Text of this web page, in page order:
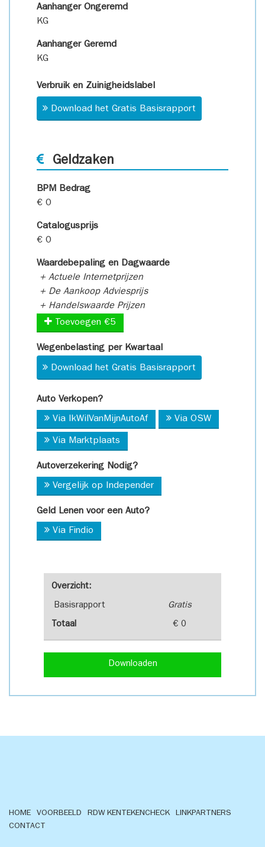
Overzicht:
Basisrapport Gratis
Totaal € 0
Downloaden
Aanhanger Ongeremd
KG
Aanhanger Geremd
KG
Verbruik en Zuinigheidslabel
Download het Gratis Basisrapport
Geldzaken
BPM Bedrag
€ 0
Catalogusprijs
€ 0
Waardebepaling en Dagwaarde
+ Actuele Internetprijzen
+ De Aankoop Adviesprijs
+ Handelswaarde Prijzen
Toevoegen €5
Wegenbelasting per Kwartaal
Download het Gratis Basisrapport
Auto Verkopen?
Via IkWilVanMijnAutoAf Via OSW
Via Marktplaats
Autoverzekering Nodig?
Vergelijk op Independer
Geld Lenen voor een Auto?
Via Findio
HOME VOORBEELD RDW KENTEKENCHECK
LINKPARTNERS
CONTACT